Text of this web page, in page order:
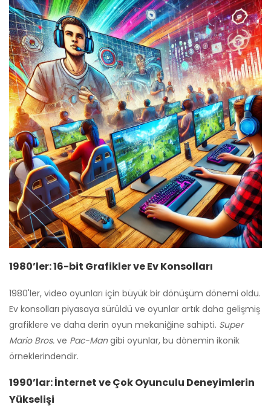
1980’ler: 16-bit Grafikler ve Ev Konsolları
1980'ler, video oyunları için büyük bir dönüşüm dönemi oldu.
Ev konsolları piyasaya sürüldü ve oyunlar artık daha gelişmiş
grafiklere ve daha derin oyun mekaniğine sahipti. Super
Mario Bros. ve Pac-Mangibi oyunlar, bu dönemin ikonik
örneklerindendir.
1990’lar: İnternet ve Çok Oyunculu Deneyimlerin
Yükselişi